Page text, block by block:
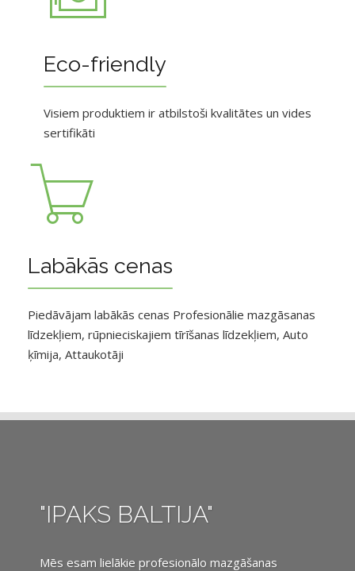
Eco-friendly
Visiem produktiem ir atbilstoši kvalitātes un vides
sertifikāti
Labākās cenas
Piedāvājam labākās cenas Profesionālie mazgāsanas
līdzekļiem, rūpnieciskajiem tīrīšanas līdzekļiem, Auto
ķīmija, Attaukotāji
"IPAKS BALTIJA"
Mēs esam lielākie profesionālo mazgāšanas